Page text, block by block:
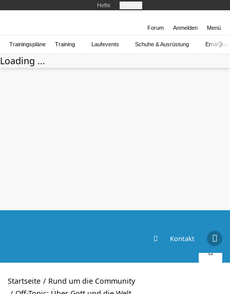
Hefte
Forum Anmelden Menü
Trainingspläne Training Laufevents Schuhe & Ausrüstung
Loading ...
Kontakt
Startseite
Rund um die Community